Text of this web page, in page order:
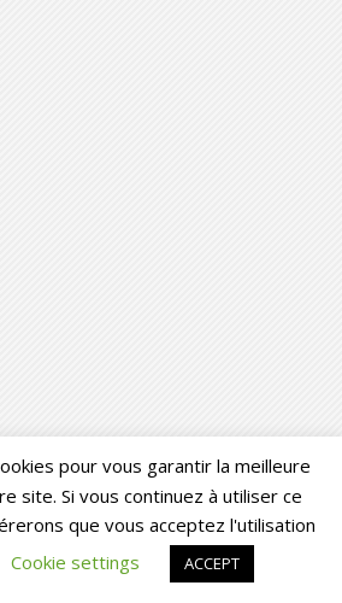
pour vous garantir la meilleure
site. Si vous continuez à utiliser ce
que vous acceptez l'utilisation
Cookie settings ACCEPT